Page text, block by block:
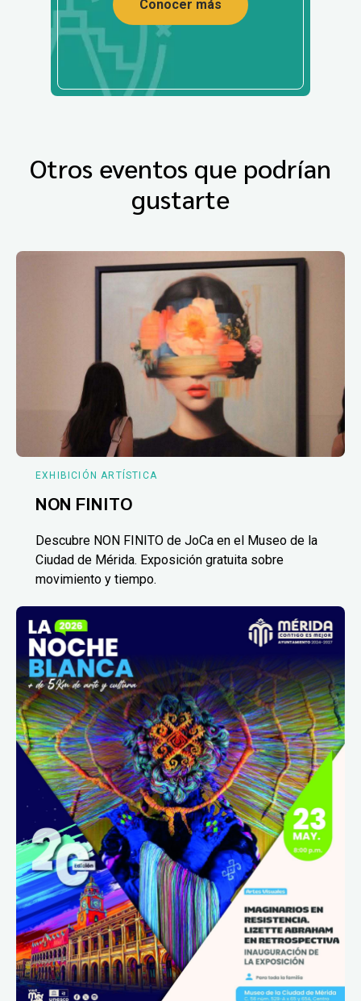
Conocer más
Otros eventos que podrían
gustarte
EXHIBICIÓN ARTÍSTICA
NON FINITO
Descubre NON FINITO de JoCa en el Museo de la
Ciudad de Mérida. Exposición gratuita sobre
movimiento y tiempo.